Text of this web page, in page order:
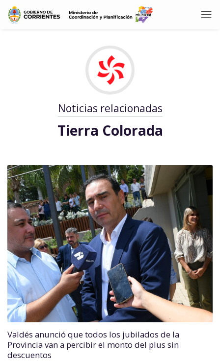
Noticias relacionadas
Tierra Colorada
Valdés anunció que todos los jubilados de la
Provincia van a percibir el monto del plus sin
descuentos